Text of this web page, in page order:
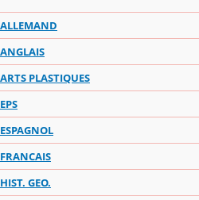
ALLEMAND
ANGLAIS
ARTS PLASTIQUES
EPS
ESPAGNOL
FRANCAIS
HIST. GEO.